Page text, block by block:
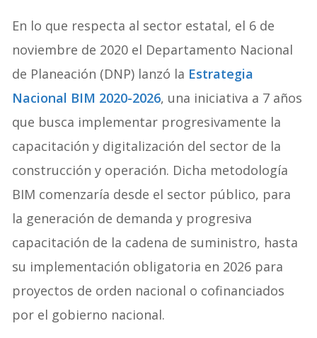
En lo que respecta al sector estatal, el 6 de
noviembre de 2020 el Departamento Nacional
de Planeación (DNP) lanzó la Estrategia
Nacional BIM 2020-2026, una iniciativa a 7 años
que busca implementar progresivamente la
capacitación y digitalización del sector de la
construcción y operación. Dicha metodología
BIM comenzaría desde el sector público, para
la generación de demanda y progresiva
capacitación de la cadena de suministro, hasta
su implementación obligatoria en 2026 para
proyectos de orden nacional o cofinanciados
por el gobierno nacional.